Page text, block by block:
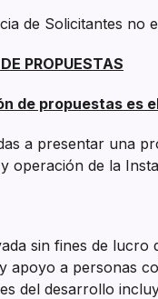
de Solicitantes
PROPUESTAS
de propuestas es
a presentar una
operación de la
sin fines de
apoyo a personas
del desarrollo